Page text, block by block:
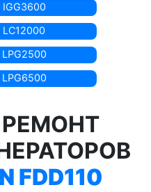
IGG3600
LC12000
FDD110